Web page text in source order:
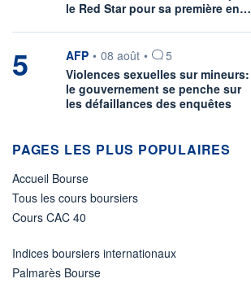
le Red Star pour sa première en…
5 information fournie par
AFP • 08 août •
5
Violences sexuelles sur mineurs:
le gouvernement se penche sur
les défaillances des enquêtes
PAGES LES PLUS POPULAIRES
Accueil Bourse
Tous les cours boursiers
Cours CAC 40
Indices boursiers internationaux
Palmarès Bourse